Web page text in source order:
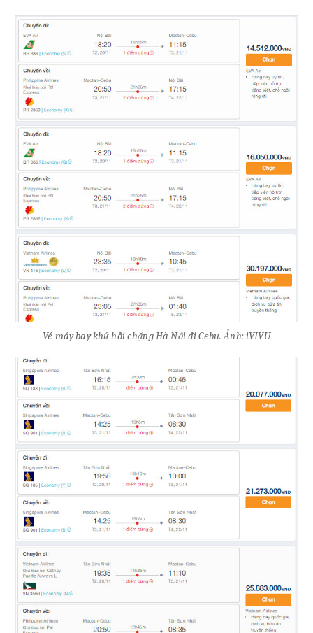
Vé máy bay khứ hồi chặng Hà Nội đi Cebu. Ảnh: iVIVU